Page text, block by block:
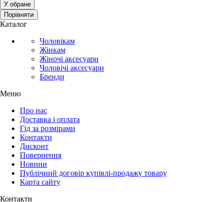
У обране
Порівняти
Каталог
Чоловікам
Жінкам
Жіночі аксесуари
Чоловічі аксесуари
Бренди
Меню
Про нас
Доставка і оплата
Гід за розмірами
Контакти
Дисконт
Повернення
Новини
Публічний договір купівлі-продажу товару
Карта сайту
Контакти